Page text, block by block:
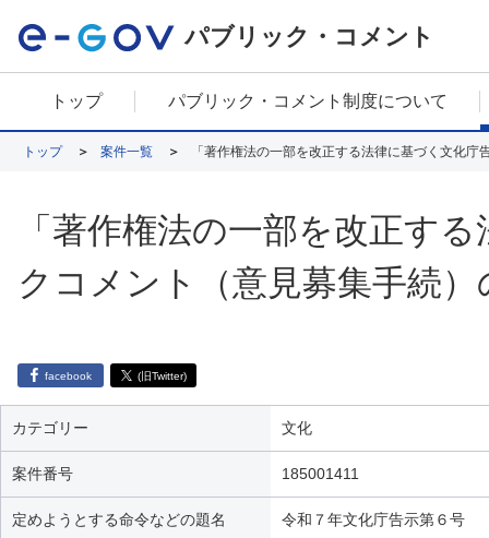
パブリック・コメント
トップ パブリック・コメント制度について
トップ 案件一覧 「著作権法の一部を改正する法律に基づく文化
「著作権法の一部を改正す
クコメント（意見募集手続
facebook (旧Twitter)
カテゴリー 文化
案件番号 185001411
定めようとする命令などの題名 令和７年文化庁告示第６号